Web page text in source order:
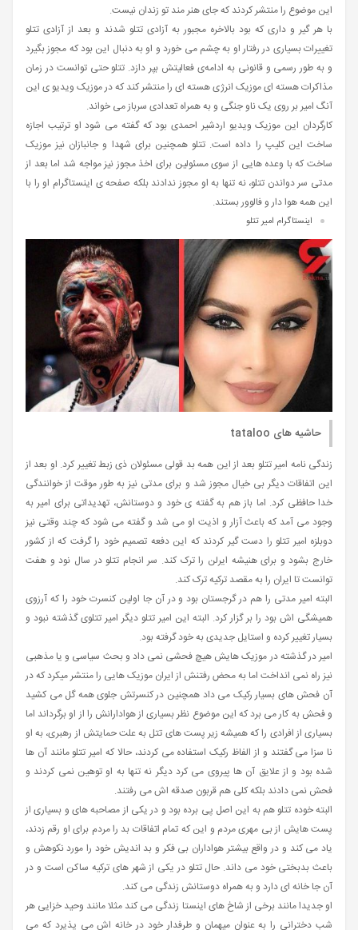
این موضوع را منتشر کردند که جای هنر مند تو زندان نیست.
با هر گیر و داری که بود بالاخره مجبور به آزادی تتلو شدند و بعد از آزادی تتلو
تغییرات بسیاری در رفتار او به چشم می خورد و او به دنبال این بود که مجوز بگیرد
و به طور رسمی و قانونی به ادامه‌ی فعالیتش بپر دازد. تتلو حتی توانست در زمان
مذاکرات هسته ای موزیک انرژی هسته ای را منتشر کند که در موزیک ویدیو ی این
آنگ امیر بر روی یک ناو جنگی و به همراه تعدادی سرباز می خواند.
کارگردان این موزیک ویدیو اردشیر احمدی بود که گفته می شود او ترتیب اجازه
ساخت این کلیپ را داده است. تتلو همچنین برای شهدا و جانبازان نیز موزیک
ساخت که با وعده هایی از سوی مسئولین برای اخذ مجوز نیز مواجه شد اما بعد از
مدتی سر دواندن تتلو، نه تنها به او مجوز ندادند بلکه صفحه ی اینستاگرام او را با
این همه هوا دار و فالوور بستند.
اینستاگرام امیر تتلو
حاشیه های tataloo
زندگی نامه امیر تتلو بعد از این همه بد قولی مسئولان ذی زبط تغییر کرد. او بعد از
این اتفاقات دیگر بی خیال مجوز شد و برای مدتی نیز به طور موقت از خوانندگی
خدا حافظی کرد. اما باز هم به گفته ی خود و دوستانش، تهدیداتی برای امیر به
وجود می آمد که باعث آزار و اذیت او می شد و گفته می شود که چند وقتی نیز
دوبلزه امیر تتلو را دست گیر کردند که این دفعه تصمیم خود را گرفت که از کشور
خارج بشود و برای هنیشه ایرلن را ترک کند. سر انجام تتلو در سال نود و هفت
توانست تا ایران را به مقصد ترکیه ترک کند.
البته امیر مدتی را هم در گرجستان بود و در آن جا اولین کنسرت خود را که آرزوی
همیشگی اش بود را بر گزار کرد. البته این امیر تتلو دیگر امیر تتلوی گذشته نبود و
بسیار تغییر کرده و استایل جدیدی به خود گرفته بود.
امیر در گذشته در موزیک هایش هیچ فحشی نمی داد و بحث سیاسی و یا مذهبی
نیز راه نمی انداخت اما به محض رفتنش از ایران موزیک هایی را منتشر میکرد که در
آن فحش های بسیار رکیک می داد همچنین در کنسرتش جلوی همه گل می کشید
و فحش به کار می برد که این موضوع نظر بسیاری از هوادارانش را از او برگرداند اما
بسیاری از افرادی را که همیشه زیر پست های تتل به علت حمایتش از رهبری، به او
نا سزا می گفتند و از الفاظ رکیک استفاده می کردند، حالا که امیر تتلو مانند آن ها
شده بود و از علایق آن ها پیروی می کرد دیگر نه تنها به او توهین نمی کردند و
فحش نمی دادند بلکه کلی هم قربون صدقه اش می رفتند.
البته خوده تتلو هم به این اصل پی برده بود و در یکی از مصاحبه های و بسیاری از
پست هایش از بی مهری مردم و این که تمام اتفاقات بد را مردم برای او رقم زدند،
یاد می کند و در واقع بیشتر هواداران بی فکر و بد اندیش خود را مورد نکوهش و
باعث بدبختی خود می داند. حال تتلو در یکی از شهر های ترکیه ساکن است و در
آن جا خانه ای دارد و به همراه دوستانش زندگی می کند.
او جدیدا مانند برخی از شاخ های اینستا زندگی می کند مثلا مانند وحید خزایی هر
شب دخترانی را به عنوان میهمان و طرفدار خود در خانه اش می پذیرد که می